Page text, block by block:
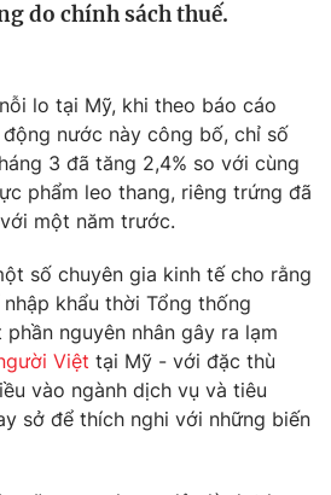
do chính sách thuế.
lo tại Mỹ, khi theo báo cáo
nước này công bố, chỉ số
3 đã tăng 2,4% so với cùng
phẩm leo thang, riêng trứng đã
một năm trước.
số chuyên gia kinh tế cho rằng
khẩu thời Tổng thống
nguyên nhân gây ra lạm
Việt tại Mỹ - với đặc thù
vào ngành dịch vụ và tiêu
sở để thích nghi với những biến